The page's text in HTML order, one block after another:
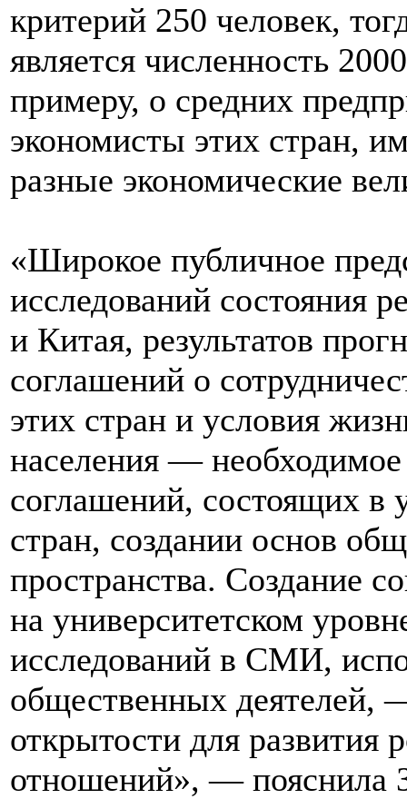
критерий 250 человек,
является численность
примеру, о средних
экономисты этих стран,
разные экономические
«Широкое публичное
исследований состояния
и Китая, результатов
соглашений о
этих стран и условия
населения —
соглашений, состоящих в
стран, создании основ
пространства. Создание
на университетском
исследований в СМИ,
общественных деятелей,
открытости для развития
отношений», — пояснила